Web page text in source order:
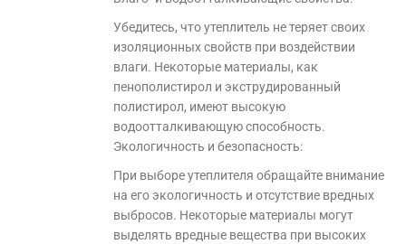
Убедитесь, что утеплитель не теряет своих
изоляционных свойств при воздействии
влаги. Некоторые материалы, как
пенополистирол и экструдированный
полистирол, имеют высокую
водоотталкивающую способность.
Экологичность и безопасность:
При выборе утеплителя обращайте внимание
на его экологичность и отсутствие вредных
выбросов. Некоторые материалы могут
выделять вредные вещества при высоких